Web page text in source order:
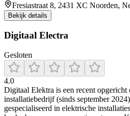
Fresiastraat 8, 2431 XC Noorden,
Bekijk details
Digitaal Electra
Gesloten
4.0
Digitaal Elektra is een recent opgericht
installatiebedrijf (sinds september
gespecialiseerd in elektrische